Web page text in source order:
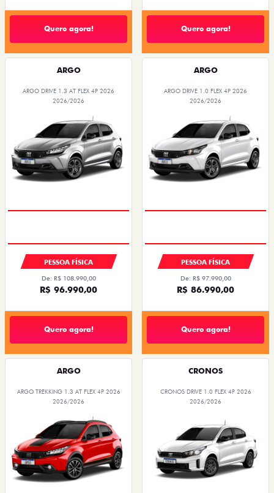
Quero agora! Quero agora!
ARGO
ARGO DRIVE 1.3 AT FLEX 4P 2026
2026/2026
PESSOA FÍSICA
De: R$ 108.990,00
R$ 96.990,00
Quero agora!
ARGO
ARGO DRIVE 1.0 FLEX 4P 2026
2026/2026
PESSOA FÍSICA
De: R$ 97.990,00
R$ 86.990,00
Quero agora!
ARGO
ARGO TREKKING 1.3 AT FLEX 4P 2026
2026/2026
CRONOS
CRONOS DRIVE 1.0 FLEX 4P 2026
2026/2026